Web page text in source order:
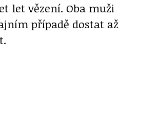
let vězení. Oba muži
případě dostat až